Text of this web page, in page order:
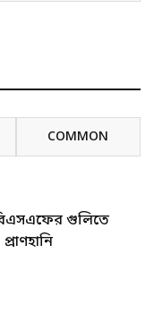
COMMON
গুলিতে